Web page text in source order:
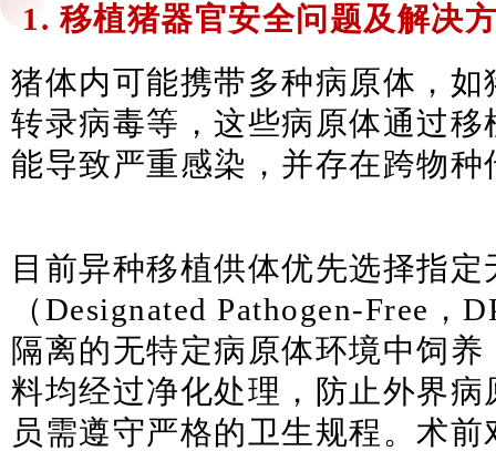
1. 移植猪器官安全问题及解决
猪体内可能携带多种病原体，
转录病毒等，这些病原体通过
能导致严重感染，并存在跨物
目前异种移植供体优先选择指
（Designated Pathogen-Free，
隔离的无特定病原体环境中饲
料均经过净化处理，防止外界
员需遵守严格的卫生规程。术